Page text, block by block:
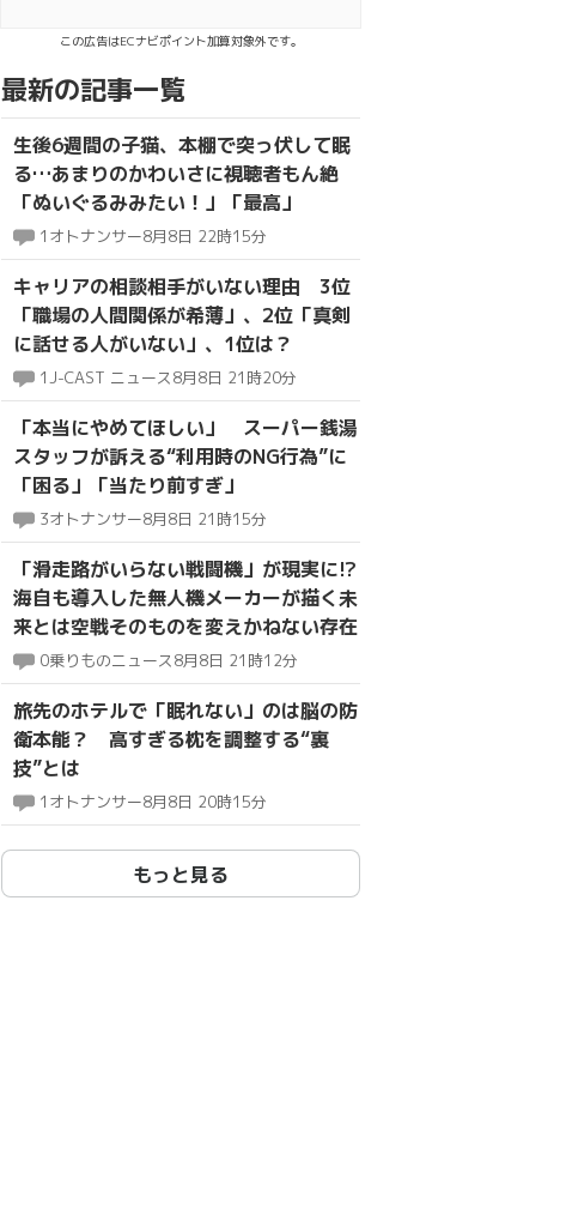
この広告はECナビポイント加算対象外です。
最新の記事一覧
生後6週間の子猫、本棚で突っ伏して眠
る…あまりのかわいさに視聴者もん絶
「ぬいぐるみみたい！」「最高」
1 オトナンサー8月8日 22時15分
キャリアの相談相手がいない理由 3位
「職場の人間関係が希薄」、2位「真剣
に話せる人がいない」、1位は？
1J-CAST ニュース8月8日 21時20分
「本当にやめてほしい」 スーパー銭湯
スタッフが訴える“利用時のNG行為”に
「困る」「当たり前すぎ」
3オトナンサー8月8日 21時15分
「滑走路がいらない戦闘機」が現実に!?
海自も導入した無人機メーカーが描く未
来とは空戦そのものを変えかねない存在
0乗りものニュース8月8日 21時12分
旅先のホテルで「眠れない」のは脳の防
衛本能？ 高すぎる枕を調整する“裏
技”とは
1 オトナンサー8月8日 20時15分
もっと見る